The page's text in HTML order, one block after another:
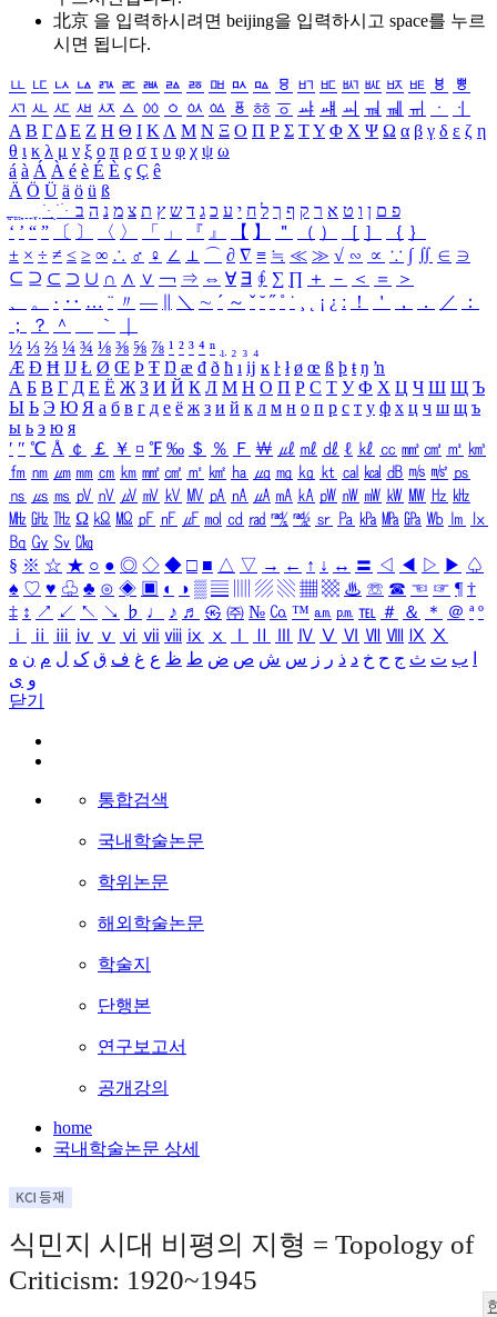
北京 을 입력하시려면 beijing을 입력하시고 space를 누르
시면 됩니다.
ㅥ ㅦ ㅧ ㅨ ㅩ ㅪ ㅫ ㅬ ㅭ ㅮ ㅯ ㅰ ㅱ ㅲ ㅳ ㅴ ㅵ ㅶ ㅷ ㅸ
ㅹ
ㅺ ㅻ ㅼ ㅽ ㅾ ㅿ ㆀ ㆁ ㆂ ㆃ ㆄ ㆅ ㆆ ㆇ ㆈ ㆉ ㆊ ㆋ ㆌ ㆍ
ㆎ
Α Β ΓΔ Ε Ζ Η Θ Ι ΚΛ Μ Ν Ξ Ο Π Ρ Σ ΤΥ Φ Χ Ψ Ω α β γ δ ε ζ η
θ ι κ λ μ ν ξ ο π ρ σ τ υ φ χ ψ ω
á à Á À é è É È ç Ç ê
Ä Ö Ü ä ö ü ß
ִֶֹ ֻּ ׁׂ פ ם ן ו ט א ר ק ף ך ל ח י ע כ ג ד ש ץ ת צ מ נ ה ב
‘ ’ “ ” 〔 〕 〈 〉 「 」 『 』 【 】 ＂ （ ） ［ ］ ｛ ｝
± × ÷ ≠ ≤ ≥ ∞ ∴ ♂ ♀ ∠ ⊥ ⌒ ∂ ∇ ≡ ≒ ≪ ≫ √ ∽ ∝ ∵ ∫ ∬ ∈ ∋
⊆ ⊇ ⊂ ⊃ ∪ ∩ ∧ ∨ ￢ ⇒ ⇔ ∀ ∃ ∮ ∑ ∏ ＋ － ＜ ＝
＞
、
。 · ‥ … ¨ 〃 ― ＼ ∼ ´ ～ ˇ ˘ ˝ ˚ ˙ ¸ ¡ ¿ ː ！ ＇ ， ． ／
：
；
？ ＾ ｀
½ ⅓ ⅔ ¼ ¾ ⅛ ⅜ ⅝ ⅞ ¹ ² ³ ⁴ ⁿ ₁ ₂ ₃ ₄
Æ Ð Ħ Ĳ Ł Ø Œ Þ Ŧ Ŋ æ đ ð ħ ı ĳ ĸ ŀ ł ø œ ß þ ŧ ŋ ŉ
А Б В Г Д Е Ё Ж З И Й К Л М Н О П Р С Т У Ф Х Ц Ч Ш Щ Ъ
Ы Ь Э Ю Я а б в г д е ё ж з и й к л м н о п р с т у ф х ц ч ш щ ъ
ы ь э ю я
′ ″ ℃ Å ￠ ￡ ￥ ¤ ℉ ‰ ＄ ％ Ｆ ￦ ㎕ ㎖ ㎗ ℓ ㎘ ㏄ ㎣ ㎤ ㎥ ㎦
㎙ ㎚ ㎛ ㎜ ㎝ ㎞ ㎟ ㎠ ㎡ ㎢ ㏊ ㎍ ㎎ ㎏ ㏏ ㎈ ㎉ ㏈ ㎧ ㎨ ㎰
㎱ ㎲ ㎳ ㎴ ㎵ ㎶ ㎷ ㎸ ㎹ ㎀ ㎁ ㎂ ㎃ ㎄ ㎺ ㎻ ㎽ ㎾ ㎿ ㎐ ㎑
㎒ ㎓ ㎔ Ω ㏀ ㏁ ㎊ ㎋ ㎌ ㏖ ㏅ ㎭ ㎮ ㎯ ㏛ ㎩ ㎪ ㎫ ㎬ ㏝ ㏐
㏓
㏃ ㏉ ㏜ ㏆
§ ※ ☆ ★ ○ ● ◎ ◇ ◆ □ ■ △ ▽ → ← ↑ ↓ ↔ 〓 ◁ ◀ ▷ ▶ ♤
♠ ♡ ♥ ♧ ♣ ⊙ ◈ ▣ ◐ ◑ ▒ ▤ ▨ ▧ ▦ ▩ ♨ ☏ ☎ ☜ ☞ ¶ †
‡ ↕ ↗ ↙ ↖ ↘ ♭ ♩ ♪ ♬ ㉿ ㈜ № ㏇ ™ ㏂ ㏘ ℡ ＃ ＆ ＊ ＠ ª º
ⅰ
ⅱ ⅲ ⅳ ⅴ ⅵ ⅶ ⅷ ⅸ ⅹ Ⅳ Ⅴ Ⅵ Ⅶ Ⅷ Ⅸ Ⅹ
ب ت ث ج ح خ د ذ ر ز س ش ص ض ط ظ ع غ ف ق ک ل م ن ه
و ی
닫기
통합검색
국내학술논문
학위논문
해외학술논문
학술지
단행본
연구보고서
공개강의
home
국내학술논문 상세
식민지 시대 비평의 지형 = Topology of
Criticism: 1920~1945